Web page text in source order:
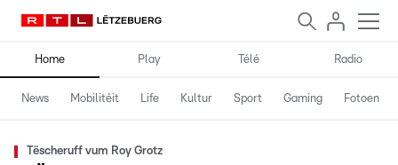
Home Play Télé Radio
News Mobilitéit Life Kultur Sport Gaming Fotoen
Tëscheruff vum Roy Grotz